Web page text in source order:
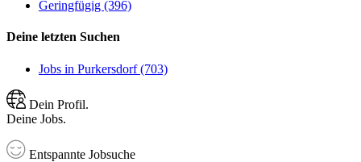
Geringfügig (396)
Deine letzten Suchen
Jobs in Purkersdorf (703)
Dein Profil.
Deine Jobs.
Entspannte Jobsuche